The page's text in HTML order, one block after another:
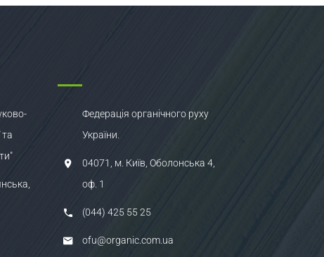
Федерація органічного руху
України.
04071, м. Київ, Оболонська 4,
оф. 1
(044) 425 55 25
ofu@organic.com.ua